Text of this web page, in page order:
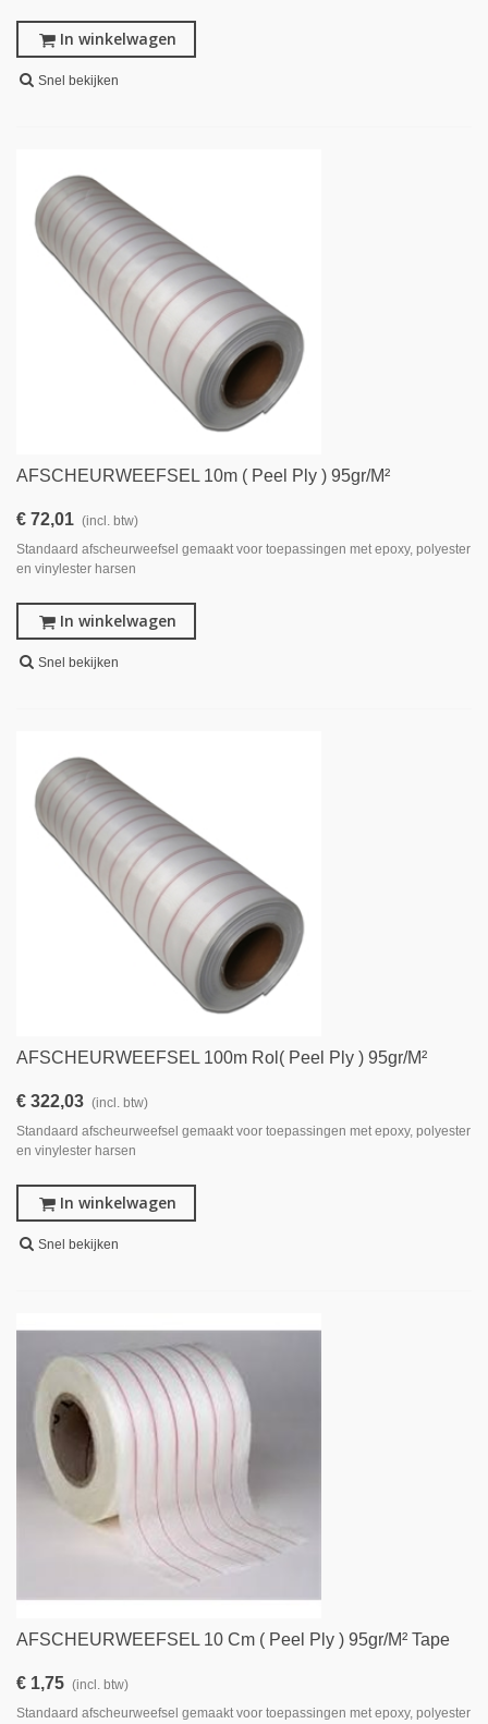
In winkelwagen
Snel bekijken
AFSCHEURWEEFSEL 10m ( Peel Ply ) 95gr/m²
€ 72,01 (incl. btw)
Standaard afscheurweefsel gemaakt voor toepassingen met epoxy, polyester
en vinylester harsen
In winkelwagen
Snel bekijken
AFSCHEURWEEFSEL 100m Rol( Peel Ply ) 95gr/m²
€ 322,03 (incl. btw)
Standaard afscheurweefsel gemaakt voor toepassingen met epoxy, polyester
en vinylester harsen
In winkelwagen
Snel bekijken
AFSCHEURWEEFSEL 10 Cm ( Peel Ply ) 95gr/m² Tape
€ 1,75 (incl. btw)
Standaard afscheurweefsel gemaakt voor toepassingen met epoxy, polyester